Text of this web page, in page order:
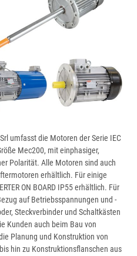
umfasst die Motoren der Serie IEC
Mec200, mit einphasiger,
Polarität. Alle Motoren sind auch
erhältlich. Für einige
ON BOARD IP55 erhältlich. Für
auf Betriebsspannungen und -
Steckverbinder und Schaltkästen
Kunden auch beim Bau von
Planung und Konstruktion von
hin zu Konstruktionsflanschen aus